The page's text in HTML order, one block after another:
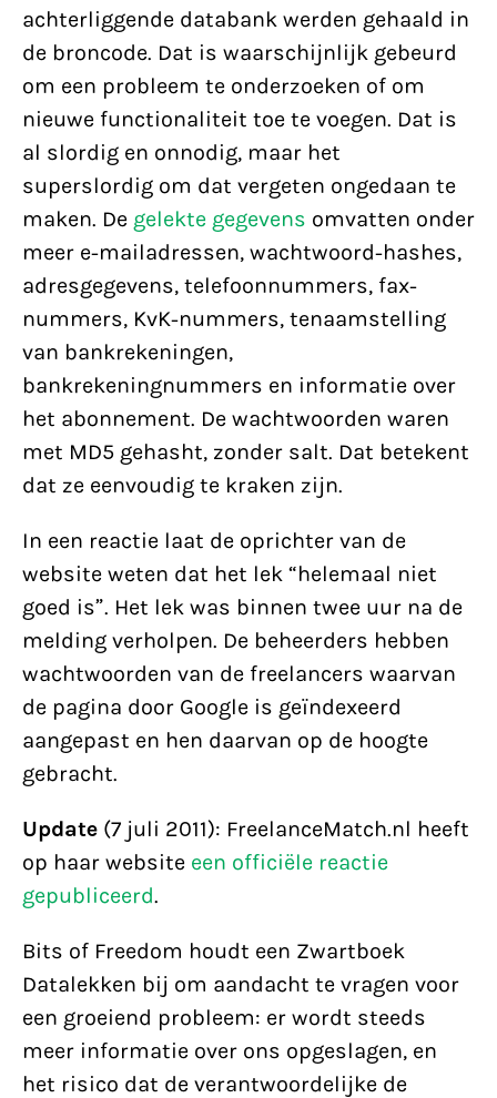
achterliggende databank werden gehaald in
de broncode. Dat is waarschijnlijk gebeurd
om een probleem te onderzoeken of om
nieuwe functionaliteit toe te voegen. Dat is
al slordig en onnodig, maar het
superslordig om dat vergeten ongedaan te
maken. De gelekte gegevens omvatten onder
meer e-mailadressen, wachtwoord-hashes,
adresgegevens, telefoonnummers, fax-
nummers, KvK-nummers, tenaamstelling
van bankrekeningen,
bankrekeningnummers en informatie over
het abonnement. De wachtwoorden waren
met MD5 gehasht, zonder salt. Dat betekent
dat ze eenvoudig te kraken zijn.
In een reactie laat de oprichter van de
website weten dat het lek “helemaal niet
goed is”. Het lek was binnen twee uur na de
melding verholpen. De beheerders hebben
wachtwoorden van de freelancers waarvan
de pagina door Google is geïndexeerd
aangepast en hen daarvan op de hoogte
gebracht.
Update (7 juli 2011): FreelanceMatch.nl heeft
op haar website een officiële reactie
gepubliceerd.
Bits of Freedom houdt een Zwartboek
Datalekken bij om aandacht te vragen voor
een groeiend probleem: er wordt steeds
meer informatie over ons opgeslagen, en
het risico dat de verantwoordelijke de